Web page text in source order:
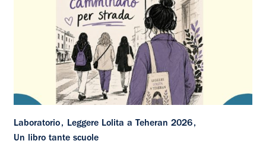
Laboratorio
Leggere Lolita a Teheran 2026
Un libro tante scuole